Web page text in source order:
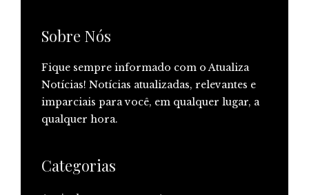
Sobre Nós
Fique sempre informado com o Atualiza
Notícias! Notícias atualizadas, relevantes e
imparciais para você, em qualquer lugar, a
qualquer hora.
Categorias